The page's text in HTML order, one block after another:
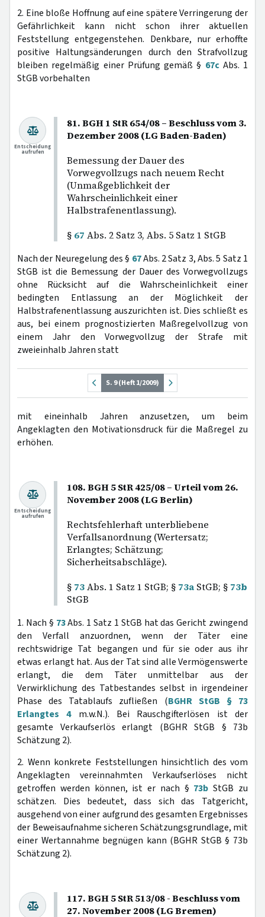
2. Eine bloße Hoffnung auf eine spätere Verringerung der
Gefährlichkeit kann nicht schon ihrer aktuellen
Feststellung entgegenstehen. Denkbare, nur erhoffte
positive Haltungsänderungen durch den Strafvollzug
bleiben regelmäßig einer Prüfung gemäß § 67cAbs. 1
StGB vorbehalten
81. BGH 1 StR 654/08 – Beschluss vom 3.
Dezember 2008 (LG Baden-Baden)
Bemessung der Dauer des
Vorwegvollzugs nach neuem Recht
(Unmaßgeblichkeit der
Wahrscheinlichkeit einer
Halbstrafenentlassung).
§ 67 Abs. 2 Satz 3, Abs. 5 Satz 1 StGB
Entscheidung
aufrufen
Nach der Neuregelung des § 67Abs. 2 Satz 3, Abs. 5 Satz 1
StGB ist die Bemessung der Dauer des Vorwegvollzugs
ohne Rücksicht auf die Wahrscheinlichkeit einer
bedingten Entlassung an der Möglichkeit der
Halbstrafenentlassung auszurichten ist. Dies schließt es
aus, bei einem prognostizierten Maßregelvollzug von
einem Jahr den Vorwegvollzug der Strafe mit
zweieinhalb Jahren statt
S. 9 (Heft 1/2009)
mit eineinhalb Jahren anzusetzen, um beim
Angeklagten den Motivationsdruck für die Maßregel zu
erhöhen.
108. BGH 5 StR 425/08 – Urteil vom 26.
November 2008 (LG Berlin)
Rechtsfehlerhaft unterbliebene
Verfallsanordnung (Wertersatz;
Erlangtes; Schätzung;
Sicherheitsabschläge).
§ 73Abs. 1 Satz 1 StGB; § 73a StGB; § 73b
StGB
Entscheidung
aufrufen
1. Nach § 73Abs. 1 Satz 1 StGB hat das Gericht zwingend
den Verfall anzuordnen, wenn der Täter eine
rechtswidrige Tat begangen und für sie oder aus ihr
etwas erlangt hat. Aus der Tat sind alle Vermögenswerte
erlangt, die dem Täter unmittelbar aus der
Verwirklichung des Tatbestandes selbst in irgendeiner
Phase des Tatablaufs zufließen (BGHR StGB § 73
Erlangtes 4m.w.N.). Bei Rauschgifterlösen ist der
gesamte Verkaufserlös erlangt (BGHR StGB § 73b
Schätzung 2).
2. Wenn konkrete Feststellungen hinsichtlich des vom
Angeklagten vereinnahmten Verkaufserlöses nicht
getroffen werden können, ist er nach § 73b StGB zu
schätzen. Dies bedeutet, dass sich das Tatgericht,
ausgehend von einer aufgrund des gesamten Ergebnisses
der Beweisaufnahme sicheren Schätzungsgrundlage, mit
einer Wertannahme begnügen kann (BGHR StGB § 73b
Schätzung 2).
117. BGH 5 StR 513/08 - Beschluss vom
27. November 2008 (LG Bremen)